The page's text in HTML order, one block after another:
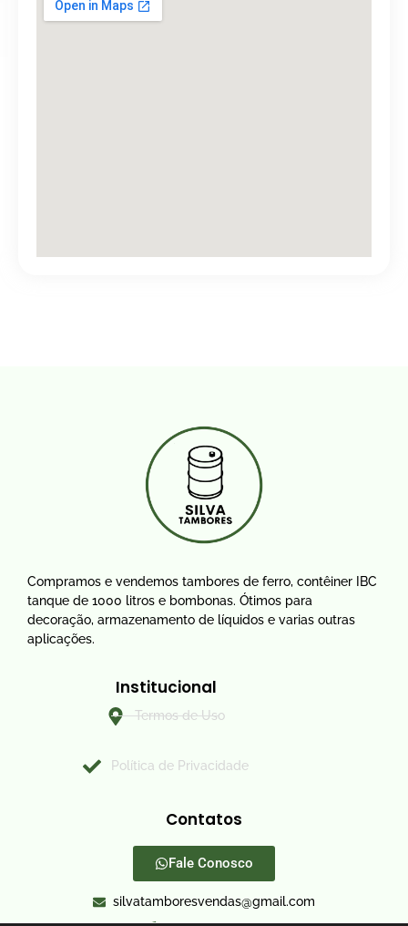
Compramos e vendemos tambores de ferro, contêiner IBC
tanque de 1000 litros e bombonas. Ótimos para
decoração, armazenamento de líquidos e varias outras
aplicações.
Institucional
Termos de Uso
Política de Privacidade
Contatos
Fale Conosco
silvatamboresvendas@gmail.com